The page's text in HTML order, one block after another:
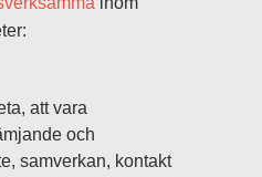
att vara
och
samverkan, kontakt